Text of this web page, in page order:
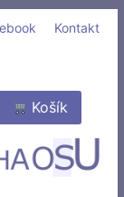
Kontakt
Košík